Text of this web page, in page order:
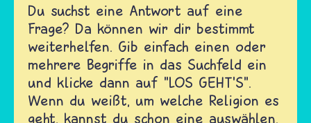
Du suchst eine Antwort auf eine
Frage? Da können wir dir bestimmt
weiterhelfen. Gib einfach einen oder
mehrere Begriffe in das Suchfeld ein
und klicke dann auf "LOS GEHT'S".
Wenn du weißt, um welche Religion es
geht, kannst du schon eine auswählen.